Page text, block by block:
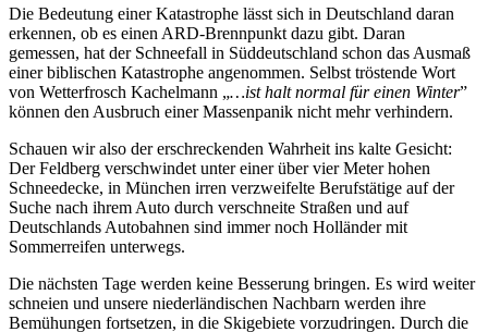
Die Bedeutung einer Katastrophe lässt sich in Deutschland daran
erkennen, ob es einen ARD-Brennpunkt dazu gibt. Daran
gemessen, hat der Schneefall in Süddeutschland schon das Ausmaß
einer biblischen Katastrophe angenommen. Selbst tröstende Wort
von Wetterfrosch Kachelmann „…ist halt normal für einen Winter”
können den Ausbruch einer Massenpanik nicht mehr verhindern.
Schauen wir also der erschreckenden Wahrheit ins kalte Gesicht:
Der Feldberg verschwindet unter einer über vier Meter hohen
Schneedecke, in München irren verzweifelte Berufstätige auf der
Suche nach ihrem Auto durch verschneite Straßen und auf
Deutschlands Autobahnen sind immer noch Holländer mit
Sommerreifen unterwegs.
Die nächsten Tage werden keine Besserung bringen. Es wird weiter
schneien und unsere niederländischen Nachbarn werden ihre
Bemühungen fortsetzen, in die Skigebiete vorzudringen. Durch die